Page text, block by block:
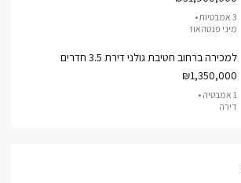
3 אמבטיות •
מיני פנטהאוז
למכירה ברחוב חטיבת גולני דירת 3.5 חדרים
₪1,350,000
1 אמבטיה •
דירה